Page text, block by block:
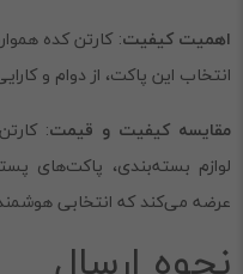
اهمیت کیفیت: کارتن کده
انتخاب این پاکت، از دوام و
مقایسه کیفیت و قیمت:
لوازم بسته‌بندی، پاکت‌های
عرضه می‌کند که انتخابی